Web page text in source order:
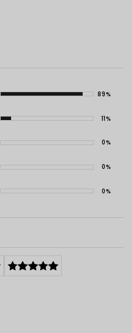
89%
11%
0%
0%
0%